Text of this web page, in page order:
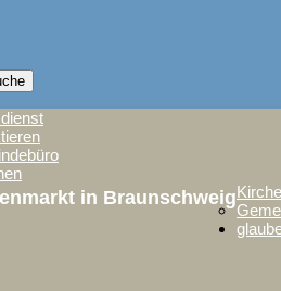
in Braunschweig